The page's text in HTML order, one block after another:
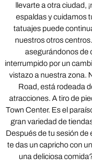
llevarte a otra ciudad,
espaldas y cuidamos
tatuajes puede
nuestros otros
asegurándonos de
interrumpido por un
vistazo a nuestra zona.
Road, está rodeada
atracciones. A tiro de
Town Center. Es el
gran variedad de
Después de tu sesión de
te das un capricho con
una deliciosa